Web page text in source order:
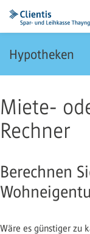
Hypotheken
Miete-
Rechner
Berechnen
Wäre es günstiger zu